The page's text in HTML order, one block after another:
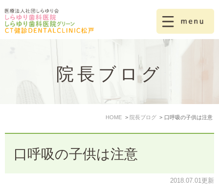
院長ブログ
HOME 院長ブログ 口呼吸の子供は注意
口呼吸の子供は注意
2018.07.01更新